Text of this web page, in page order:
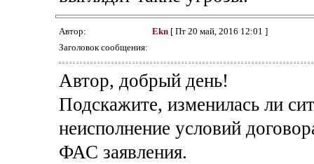
Автор: Ekn[ Пт 20 май, 2016 12:01 ]
Заголовок сообщения:
Автор, добрый день!
Подскажите, изменилась ли
неисполнение условий
ФАС заявления.